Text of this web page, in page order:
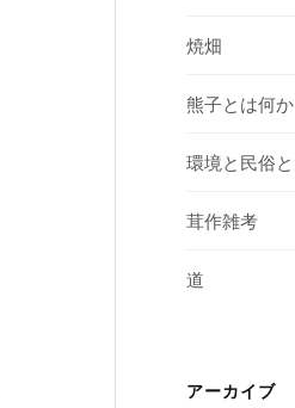
焼畑
熊子とは何か
環境と民俗と
茸作雑考
道
アーカイブ